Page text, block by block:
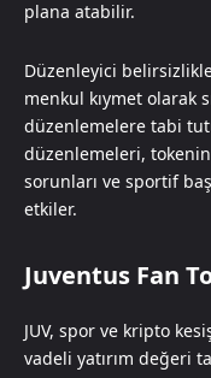
plana atabilir.
Düzenleyici
menkul kıymet olarak
düzenlemelere tabi
düzenlemeleri,
sorunları ve sportif
etkiler.
Juventus Fan
JUV, spor ve kripto
vadeli yatırım değeri